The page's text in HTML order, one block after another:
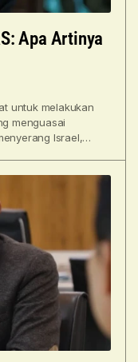
Apa Artinya
untuk melakukan
menguasai
Israel,